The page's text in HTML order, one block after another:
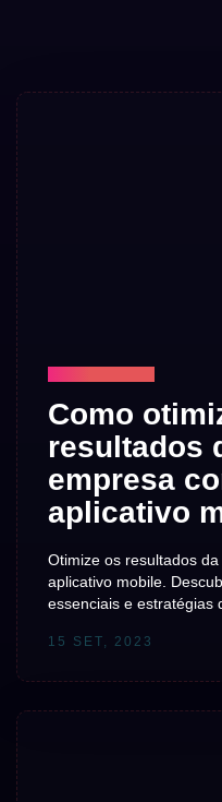
Como
resultados
empresa
aplicativo
Otimize os resultados
aplicativo mobile.
essenciais e estratégias
15 SET, 2023